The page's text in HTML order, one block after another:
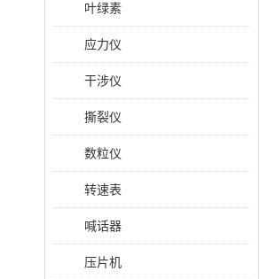
叶绿素
应力仪
干涉仪
撕裂仪
数粒仪
转速表
喊话器
压片机